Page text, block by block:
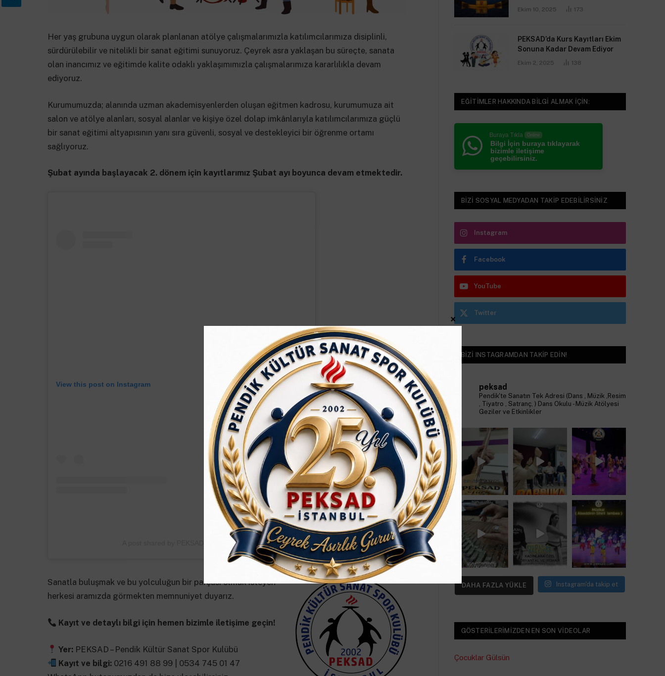
Her yaş grubuna uygun olarak planlanan atölye çalışmalarımızla katılımcılarımıza disiplinli,
sürdürülebilir ve nitelikli bir sanat eğitimi sunuyoruz. Çeyrek asra yaklaşan bu süreçte, sanata
olan inancımız ve eğitimde kalite odaklı yaklaşımımızla çalışmalarımıza kararlılıkla devam
ediyoruz.
Kurumumuzda; alanında uzman akademisyenlerden oluşan eğitmen kadrosu, kurumumuza ait
salon ve atölye alanları, sosyal alanlar ve kişiye özel dolap imkânlarıyla katılımcılarımıza güçlü
bir sanat eğitimi altyapısının yanı sıra güvenli, sosyal ve destekleyici bir öğrenme ortamı
sağlıyoruz.
Şubat ayında başlayacak 2. dönem için kayıtlarımız Şubat ayı boyunca devam etmektedir.
View this post on Instagram
A post shared by PEKSAD (@peksad)
Sanatla buluşmak ve bu yolculuğun bir parçası olmak isteyen
herkesi aramızda görmekten memnuniyet duyarız.
Kayıt ve detaylı bilgi için hemen bizimle iletişime geçin!
Yer: PEKSAD – Pendik Kültür Sanat Spor Kulübü
Kayıt ve bilgi: 0216 491 88 99 | 0534 745 01 47
Ekim 10, 2025 173
PEKSAD’da Kurs Kayıtları Ekim
Sonuna Kadar Devam Ediyor
Ekim 2, 2025 138
EĞITIMLER HAKKINDA BILGI ALMAK IÇIN:
Buraya Tıkla Online
Bilgi İçin buraya tıklayarak
bizimle iletişime
geçebilirsiniz.
BIZI SOSYAL MEDYADAN TAKIP EDEBILIRSINIZ
Instagram
Facebook
YouTube
Twitter
BIZI INSTAGRAMDAN TAKIP EDIN!
peksad
Pendik'te Sanatın Tek Adresi (Dans , Müzik ,Resim
, Tiyatro , Satranç, ) Dans Okulu - Müzik Atölyesi
Geziler ve Etkinlikler
DAHA FAZLA YÜKLE Instagram'da takip et
GÖSTERILERIMIZDEN EN SON VIDEOLAR
Çocuklar Gülsün
×